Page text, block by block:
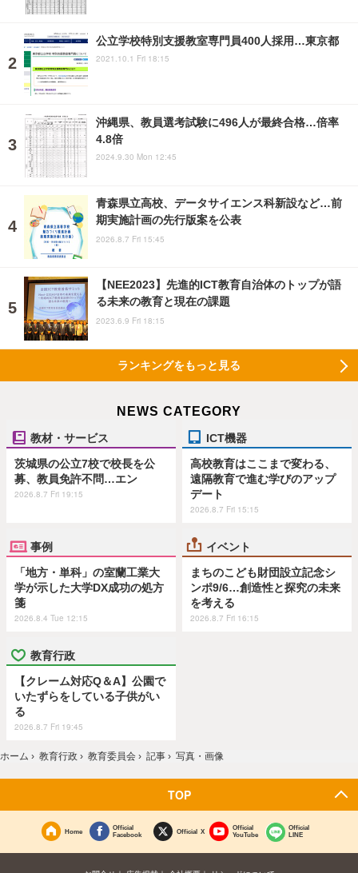
公立学校特別支援教室専門員400人採用…東京都
2021.10.1 Fri 18:15
沖縄県、教員選考試験に496人が最終合格…倍率
4.8倍
2024.9.30 Mon 12:45
青森県立高校、データサイエンス科新設など…前
期実施計画の先行版案を公表
2026.8.7 Fri 15:45
【NEE2023】先進的ICT教育自治体のトップが語
る未来の教育と現在の課題
2023.6.9 Fri 18:15
ランキングをもっと見る
NEWS CATEGORY
教材・サービス
茨城県の公立7校で校長を公
募、教員免許不問…エン
2026.8.7 Fri 19:15
ICT機器
高校教育はここまで変わる、
遠隔教育で進む学びのアップ
デート
2026.8.7 Fri 15:15
事例
「地方・単科」の室蘭工業大
学が示した大学DX成功の処方
箋
2026.8.4 Tue 12:15
イベント
まちのこども財団設立記念シ
ンポ9/6…創造性と探究の未来
を考える
2026.8.7 Fri 16:15
教育行政
【クレーム対応Q＆A】公園で
いたずらをしている子供がい
る
2026.8.7 Fri 19:45
ホーム › 教育行政 › 教育委員会 › 記事 › 写真・画像
TOP
Home
Official
Facebook
Official X
Official
YouTube
Official
LINE